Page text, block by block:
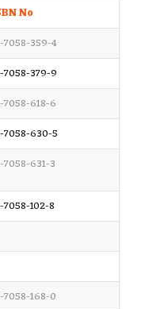
No
7058-359-4
7058-379-9
7058-618-6
7058-630-5
7058-631-3
7058-102-8
7058-168-0